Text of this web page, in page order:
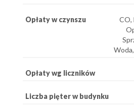
Opłaty w czynszu
CO,
Opłaty wg liczników
Liczba pięter w budynku